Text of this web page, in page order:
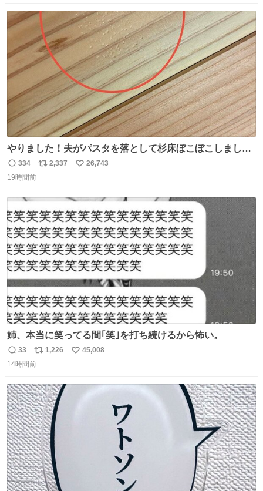
ト
数
やりました！夫がパスタを落として杉床ぼこぼこしまし
た！よかったーーー！ファーストぼこぼこ自分じゃなく
て！これで第二波いつでもいけます！！！✌️いやーほっと
は乾燥パスタに負けます。豆腐くらいやわやわです。
返
信
334
リ
数
2,337
い
26,743
19時間前
姉、本当に笑ってる間｢笑｣を打ち続けるから怖い。
返
信
33
リ
ポ
ト
数
1,226
い
45,008
14時間前